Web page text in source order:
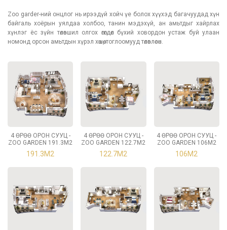
Zoo garder-ний онцлог нь ирээдүй хойч үе болох хүүхэд багачуудад хүн
байгаль хоёрын уялдаа холбоо, танин мэдэхүй, ан амьтдыг хайрлах
хүнлэг ёс зүйн төлөвшил олгох өгөгдөл бүхий ховордон устаж буй улаан
номонд орсон амьтдын хүрэл хөшөө, тоглоомууд төлөвлөсөн.
4 ӨРӨӨ ОРОН СУУЦ -
ZOO GARDEN 191.3М2
191.3М2
4 ӨРӨӨ ОРОН СУУЦ -
ZOO GARDEN 122.7М2
122.7М2
4 ӨРӨӨ ОРОН СУУЦ -
ZOO GARDEN 106М2
106М2